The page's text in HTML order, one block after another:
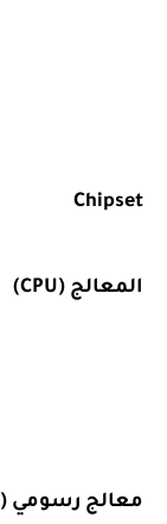
Chipset
المعالج (CPU)
معالج رسومي (GPU)